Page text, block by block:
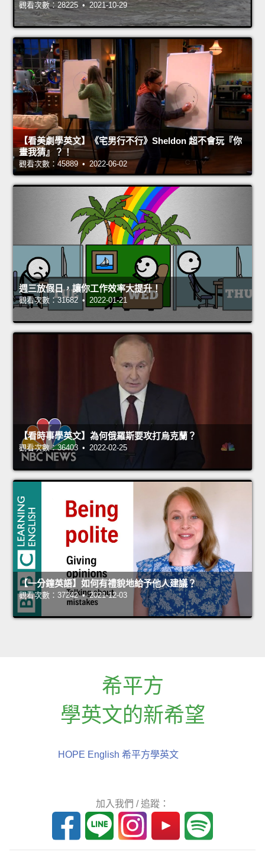
觀看次數：28225 • 2021-10-29
【看美劇學英文】《宅男行不行》Sheldon 超不會玩『你
畫我猜』？！
觀看次數：45889 • 2022-06-02
週三放假日，讓你工作效率大提升！
觀看次數：31682 • 2022-01-21
【看時事學英文】為何俄羅斯要攻打烏克蘭？
觀看次數：36403 • 2022-02-25
【一分鐘英語】如何有禮貌地給予他人建議？
觀看次數：37242 • 2021-12-03
希平方
學英文的新希望
HOPE English 希平方學英文
加入我們 / 追蹤：